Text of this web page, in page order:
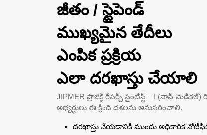
జీతం / స్టైపెండ్
ముఖ్యమైన తేదీలు
ఎంపిక ప్రక్రియ
ఎలా దరఖాస్తు చేయాలి
JIPMER ప్రాజెక్ట్ రీసెర్చ్ సైంటిస్ట్ – I (నాన్-
అభ్యర్థులు ఈ క్రింది దశలను అనుసరించాలి.
దరఖాస్తు చేయడానికి ముందు అధికారిక